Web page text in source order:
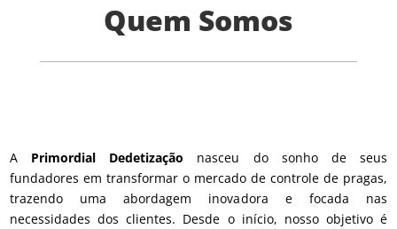
Quem Somos
A Primordial Dedetização nasceu do sonho de seus
fundadores em transformar o mercado de controle de pragas,
trazendo uma abordagem inovadora e focada nas
necessidades dos clientes. Desde o início, nosso objetivo é